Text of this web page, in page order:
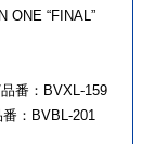
ONE “FINAL”
番：BVXL-159
：BVBL-201